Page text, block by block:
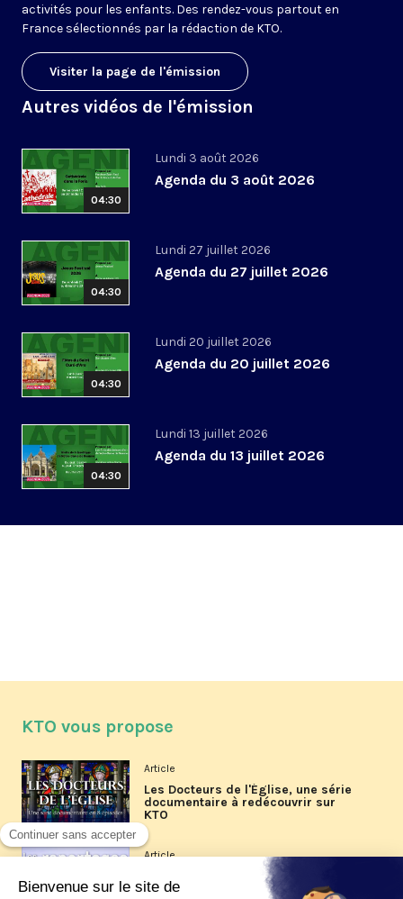
activités pour les enfants. Des rendez-vous partout en
France sélectionnés par la rédaction de KTO.
Visiter la page de l'émission
Autres vidéos de l'émission
04:30
Lundi 3 août 2026
Agenda du 3 août 2026
04:30
Lundi 27 juillet 2026
Agenda du 27 juillet 2026
04:30
Lundi 20 juillet 2026
Agenda du 20 juillet 2026
04:30
Lundi 13 juillet 2026
Agenda du 13 juillet 2026
KTO vous propose
Article
Les Docteurs de l'Église, une série
documentaire à redécouvrir sur
KTO
Article
Les reportages d'été 2026 de KTO